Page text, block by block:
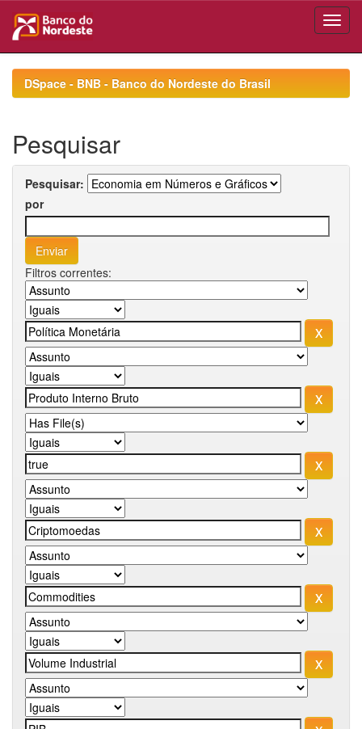
navigationDSpace - BNB - Banco do Nordeste do Brasil
Pesquisar
Pesquisar:
por
Filtros correntes: